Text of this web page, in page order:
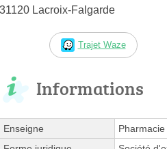
31120 Lacroix-Falgarde
Trajet Waze
Informations
Enseigne